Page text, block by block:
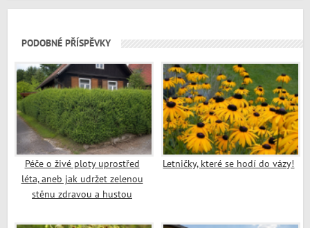
PODOBNÉ PŘÍSPĚVKY
Péče o živé ploty uprostřed
léta, aneb jak udržet zelenou
stěnu zdravou a hustou
Letničky, které se hodí do vázy!